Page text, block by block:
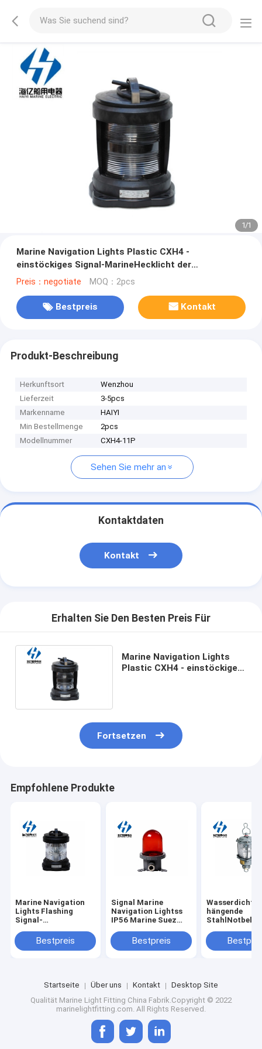
1/1
Marine Navigation Lights Plastic CXH4 -
einstöckiges Signal-MarineHecklicht der
Navigations-11P
Preis：negotiate MOQ：2pcs
Bestpreis Kontakt
Produkt-Beschreibung
Herkunftsort
Wenzhou
Lieferzeit
3-5pcs
Markenname
HAIYI
Min Bestellmenge
2pcs
Modellnummer
CXH4-11P
Sehen Sie mehr an
Kontaktdaten
Kontakt
Erhalten Sie Den Besten Preis Für
Marine Navigation Lights
Plastic CXH4 - einstöckiges
Fortsetzen
Empfohlene Produkte
Marine Navigation
Lights Flashing
Signal-
CXH14Bestpreis
Signal Marine
Navigation Lightss
IP56 Marine Suez
Bestpreis
Wasserdichte
hängende
Navigation
Marines für
Startseite Über uns Kontakt
Desktop Site
Qualität Marine Light Fitting China Fabrik.Copyright © 2022
marinelightfitting.com. All Rights Reserved.